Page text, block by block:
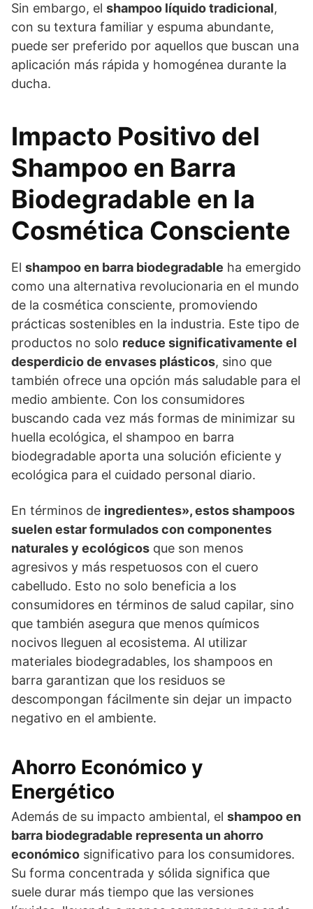
Sin embargo, el shampoo líquido tradicional,
con su textura familiar y espuma abundante,
puede ser preferido por aquellos que buscan una
aplicación más rápida y homogénea durante la
ducha.
Impacto Positivo del
Shampoo en Barra
Biodegradable en la
Cosmética Consciente
El shampoo en barra biodegradable ha emergido
como una alternativa revolucionaria en el mundo
de la cosmética consciente, promoviendo
prácticas sostenibles en la industria. Este tipo de
productos no solo reduce significativamente el
desperdicio de envases plásticos, sino que
también ofrece una opción más saludable para el
medio ambiente. Con los consumidores
buscando cada vez más formas de minimizar su
huella ecológica, el shampoo en barra
biodegradable aporta una solución eficiente y
ecológica para el cuidado personal diario.
En términos de ingredientes», estos shampoos
suelen estar formulados con componentes
naturales y ecológicos que son menos
agresivos y más respetuosos con el cuero
cabelludo. Esto no solo beneficia a los
consumidores en términos de salud capilar, sino
que también asegura que menos químicos
nocivos lleguen al ecosistema. Al utilizar
materiales biodegradables, los shampoos en
barra garantizan que los residuos se
descompongan fácilmente sin dejar un impacto
negativo en el ambiente.
Ahorro Económico y
Energético
Además de su impacto ambiental, el shampoo en
barra biodegradable representa un ahorro
económico significativo para los consumidores.
Su forma concentrada y sólida significa que
suele durar más tiempo que las versiones